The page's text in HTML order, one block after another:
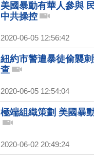
美國暴動有華人參與
中共操控
2020-06-05 12:56:42
紐約市警遭暴徒偷襲
查
2020-06-05 12:54:04
極端組織策劃 美國暴
2020-06-02 20:49:24